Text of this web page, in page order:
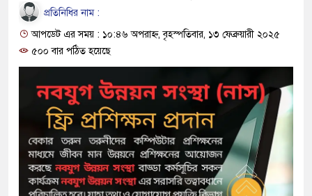
জনগণ পরিবর্তন চেয়েছে
প্রধানমন্ত্রী
মিরপুর মডেল থানার অভিযানে
মাদক কারবারি গ্রেফতার
২৮ লাখ টাকার জাল নোটসহ
থানা পুলিশ
প্রতিনিধির নাম :
আপডেট এর সময় : ১০:৪৬ অপরাহ্ন, বৃহস্পতিবার, ১৩ ফেব্রুয়ারী ২০২৫
৫০০ বার পঠিত হয়েছে